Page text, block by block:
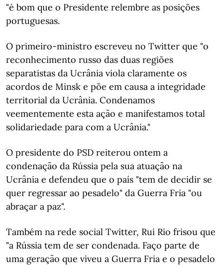
"é bom que o Presidente relembre as posições
portuguesas.
O primeiro-ministro escreveu no Twitter que "o
reconhecimento russo das duas regiões
separatistas da Ucrânia viola claramente os
acordos de Minsk e põe em causa a integridade
territorial da Ucrânia. Condenamos
veementemente esta ação e manifestamos total
solidariedade para com a Ucrânia."
O presidente do PSD reiterou ontem a
condenação da Rússia pela sua atuação na
Ucrânia e defendeu que o país "tem de decidir se
quer regressar ao pesadelo" da Guerra Fria "ou
abraçar a paz".
Também na rede social Twitter, Rui Rio frisou que
"a Rússia tem de ser condenada. Faço parte de
uma geração que viveu a Guerra Fria e o pesadelo